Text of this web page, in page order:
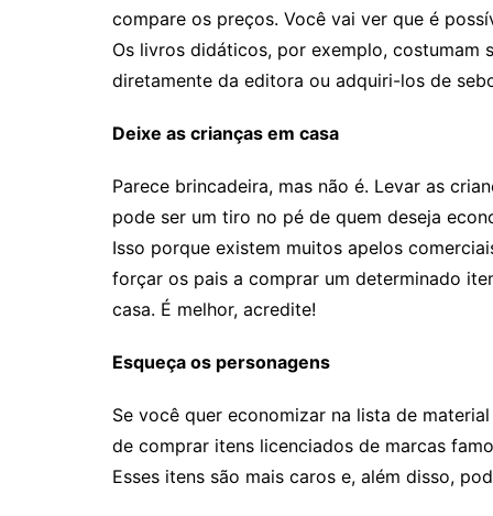
compare os preços. Você vai ver que é
Os livros didáticos, por exemplo, costumam
diretamente da editora ou adquiri-los de
Deixe as crianças em casa
Parece brincadeira, mas não é. Levar as
pode ser um tiro no pé de quem deseja
Isso porque existem muitos apelos
forçar os pais a comprar um determinado
casa. É melhor, acredite!
Esqueça os personagens
Se você quer economizar na lista de
de comprar itens licenciados de marcas
Esses itens são mais caros e, além disso,